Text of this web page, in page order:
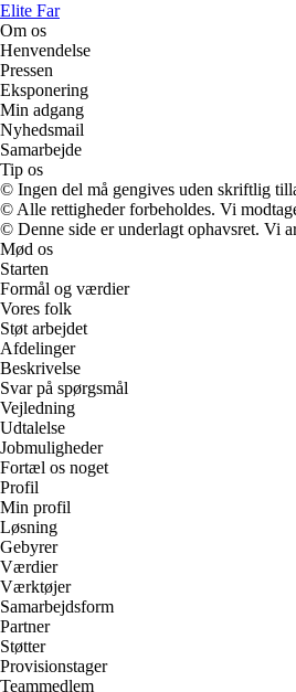
Elite Far
Om os
Henvendelse
Pressen
Eksponering
Min adgang
Nyhedsmail
Samarbejde
Tip os
© Ingen del må gengives uden skriftlig
© Alle rettigheder forbeholdes. Vi
© Denne side er underlagt ophavsret. Vi
Mød os
Starten
Formål og værdier
Vores folk
Støt arbejdet
Afdelinger
Beskrivelse
Svar på spørgsmål
Vejledning
Udtalelse
Jobmuligheder
Fortæl os noget
Profil
Min profil
Løsning
Gebyrer
Værdier
Værktøjer
Samarbejdsform
Partner
Støtter
Provisionstager
Teammedlem